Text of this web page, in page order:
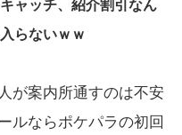
ャッチ、紹介割引なん
らないｗｗ
が案内所通すのは不安
ルならポケパラの初回